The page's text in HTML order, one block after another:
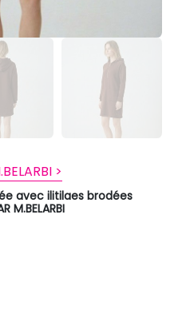
>
avec ilitilaes brodées
M.BELARBI